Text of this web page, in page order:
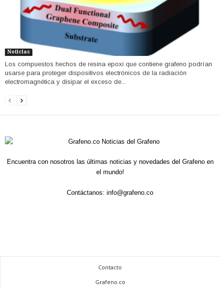
Noticias
Los compuestos hechos de resina epoxi que contiene grafeno podrían
usarse para proteger dispositivos electrónicos de la radiación
electromagnética y disipar el exceso de...
Encuentra con nosotros las últimas noticias y novedades del Grafeno en
el mundo!
Contáctanos: info@grafeno.co
Contacto
Grafeno.co